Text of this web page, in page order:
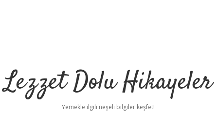
Lezzet Dolu Hikayeler
Yemekle ilgili neşeli bilgiler keşfet!